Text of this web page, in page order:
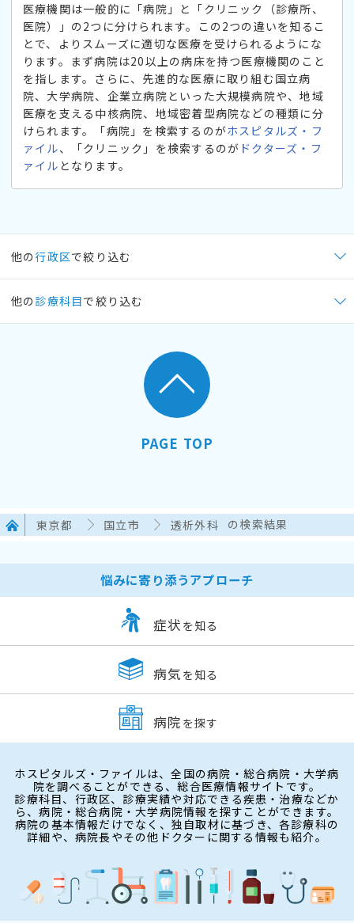
医療機関は一般的に「病院」と「クリニック（診療所、
医院）」の2つに分けられます。この2つの違いを知るこ
とで、よりスムーズに適切な医療を受けられるようにな
ります。まず病院は20以上の病床を持つ医療機関のこと
を指します。さらに、先進的な医療に取り組む国立病
院、大学病院、企業立病院といった大規模病院や、地域
医療を支える中核病院、地域密着型病院などの種類に分
けられます。「病院」を検索するのがホスピタルズ・フ
ァイル、「クリニック」を検索するのが ドクターズ・フ
ァイル となります。
他の行政区で絞り込む
他の 診療科目で絞り込む
PAGE TOP
東京都 国立市 透析外科 の検索結果
悩みに寄り添うアプローチ
症状 を知る
病気 を知る
病院 を探す
ホスピタルズ・ファイルは、全国の病院・総合病院・大学病
院を調べることができる、総合医療情報サイトです。
診療科目、行政区、診療実績や対応できる疾患・治療などか
ら、病院・総合病院・大学病院情報を探すことができます。
病院の基本情報だけでなく、独自取材に基づき、各診療科の
詳細や、病院長やその他ドクターに関する情報も紹介。